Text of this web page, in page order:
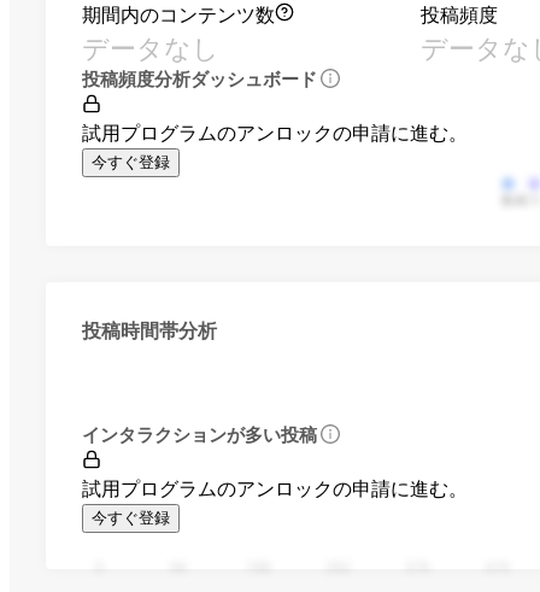
期間内のコンテンツ数
データなし
投稿頻度
データな
投稿頻度分析ダッシュボード
試用プログラムのアンロックの申請に進む。
今すぐ登録
投稿時間帯分析
インタラクションが多い投稿
試用プログラムのアンロックの申請に進む。
今すぐ登録